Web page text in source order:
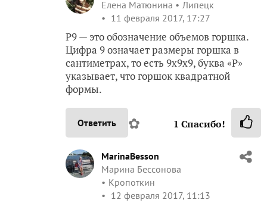
Елена Матюнина
Липецк
11 февраля 2017, 17:27
Р9 — это обозначение объемов горшка.
Цифра 9 означает размеры горшка в
сантиметрах, то есть 9х9х9, буква «Р»
указывает, что горшок квадратной
формы.
Ответить ✿ 1 Спасибо!
MarinaBesson
Марина Бессонова
Кропоткин
12 февраля 2017, 11:13